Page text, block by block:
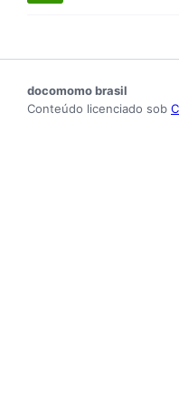
docomomo brasil
Conteúdo licenciado sob